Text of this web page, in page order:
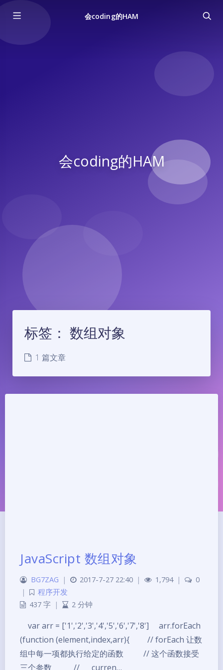
会coding的HAM
会coding的HAM
夜间模式
关闭 暗化 灰度
标签： 数组对象
1 篇文章
JavaScript 数组对象
BG7ZAG | 2017-7-27 22:40 | 1,794 |
0
|
程序开发
437 字 | 2 分钟
var arr = ['1','2','3','4','5','6','7','8'] arr.forEach
(function (element,index,arr){ // forEach 让数
组中每一项都执行给定的函数 // 这个函数接受
三个参数 // curren…